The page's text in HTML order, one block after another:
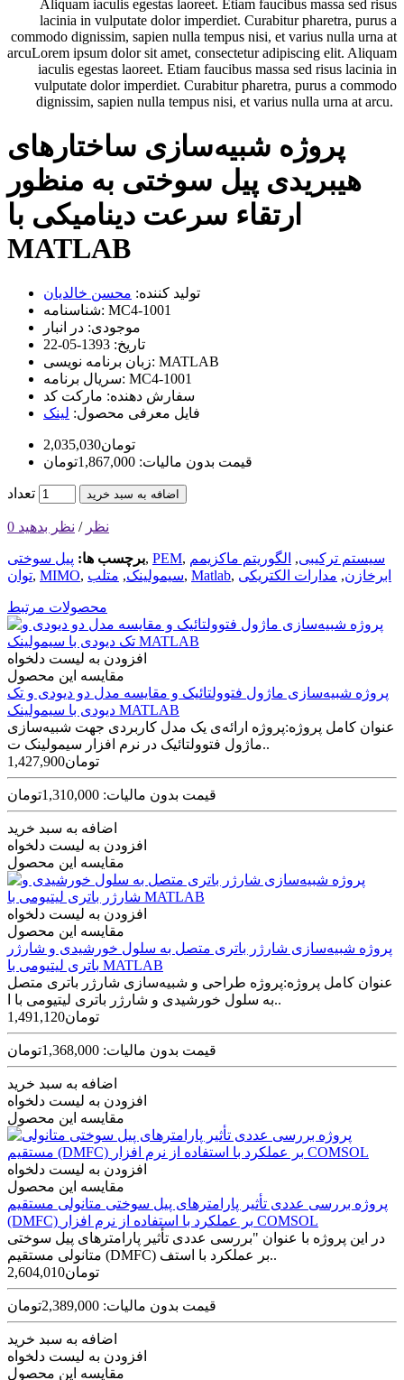
Aliquam iaculis egestas laoreet. Etiam faucibus massa sed risus
lacinia in vulputate dolor imperdiet. Curabitur pharetra, purus a
commodo dignissim, sapien nulla tempus nisi, et varius nulla urna at
arcuLorem ipsum dolor sit amet, consectetur adipiscing elit. Aliquam
iaculis egestas laoreet. Etiam faucibus massa sed risus lacinia in
vulputate dolor imperdiet. Curabitur pharetra, purus a commodo
dignissim, sapien nulla tempus nisi, et varius nulla urna at arcu.
پروژه شبیه‌سازی ساختارهای
هیبریدی پیل سوختی به منظور
ارتقاء سرعت دینامیکی با
MATLAB
تولید کننده: محسن خالدیان
شناسنامه: MC4-1001
موجودی: در انبار
تاریخ: 1393-05-22
زبان برنامه نویسی: MATLAB
سریال برنامه: MC4-1001
سفارش دهنده: مارکت کد
فایل معرفی محصول: لینک
2,035,030تومان
قیمت بدون مالیات: 1,867,000تومان
تعداد اضافه به سبد خرید
0 نظر / نظر بدهید
برچسب ها: پیل سوختی , PEM, سیستم ترکیبی, الگوریتم ماکزیمم
توان, MIMO, سیمولینک, متلب , Matlab, ابرخازن, مدارات الکتریکی
محصولات مرتبط
افزودن به لیست دلخواه
مقایسه این محصول
پروژه شبیه‌سازی ماژول فتوولتائیک و مقایسه مدل دو دیودی و تک
دیودی با‌ سیمولینک MATLAB
عنوان کامل پروژه:پروژه ارائه‌ی یک مدل کاربردی جهت شبیه‌سازی
ماژول فتوولتائیک در نرم افزار سیمولینک ت..
1,427,900تومان
قیمت بدون مالیات: 1,310,000تومان
اضافه به سبد خرید
افزودن به لیست دلخواه
مقایسه این محصول
افزودن به لیست دلخواه
مقایسه این محصول
پروژه شبیه‌سازی شارژر باتری متصل به سلول خورشیدی و شارژر
باتری لیتیومی با MATLAB
عنوان کامل پروژه:پروژه طراحی و شبیه‌سازی شارژر باتری متصل
به سلول خورشیدی و شارژر باتری لیتیومی با ا..
1,491,120تومان
قیمت بدون مالیات: 1,368,000تومان
اضافه به سبد خرید
افزودن به لیست دلخواه
مقایسه این محصول
افزودن به لیست دلخواه
مقایسه این محصول
پروژه بررسی عددی تأثیر پارامترهای پیل سوختی متانولی مستقیم
(DMFC) بر عملکرد با استفاده از نرم افزار COMSOL
در این پروژه با عنوان "بررسی عددی تأثیر پارامترهای پیل سوختی
متانولی مستقیم (DMFC) بر عملکرد با استف..
2,604,010تومان
قیمت بدون مالیات: 2,389,000تومان
اضافه به سبد خرید
افزودن به لیست دلخواه
مقایسه این محصول